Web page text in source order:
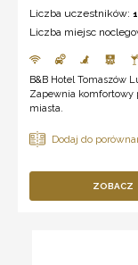
Liczba uczestników:
Liczba miejsc
B&B Hotel Tomaszów
Zapewnia
miasta.
ZOBACZ